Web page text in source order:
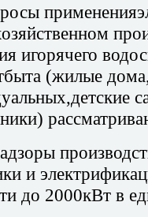
игорячего
(жилые
и
до 2000кВт в